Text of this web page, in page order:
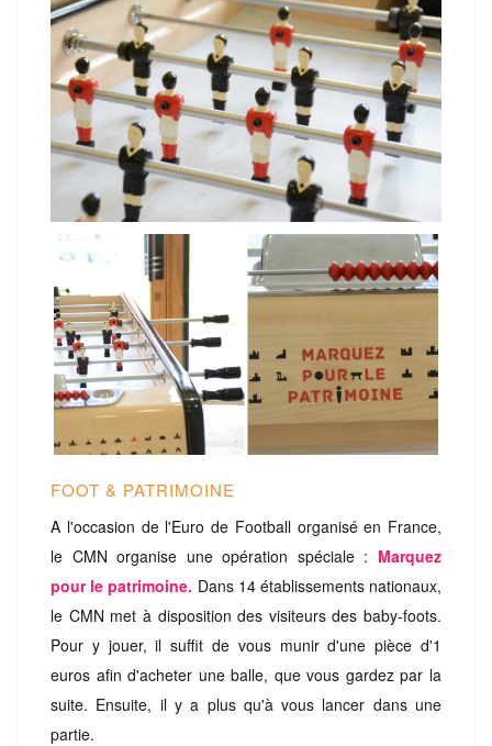
FOOT & PATRIMOINE
A l'occasion de l'Euro de Football organisé en France,
le CMN organise une opération spéciale : Marquez
pour le patrimoine. Dans 14 établissements nationaux,
le CMN met à disposition des visiteurs des baby-foots.
Pour y jouer, il suffit de vous munir d'une pièce d'1
euros afin d'acheter une balle, que vous gardez par la
suite. Ensuite, il y a plus qu'à vous lancer dans une
partie.